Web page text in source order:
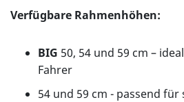
Verfügbare Rahmenhöhen:
BIG 50, 54 und 59 cm –
Fahrer
54 und 59 cm - passend